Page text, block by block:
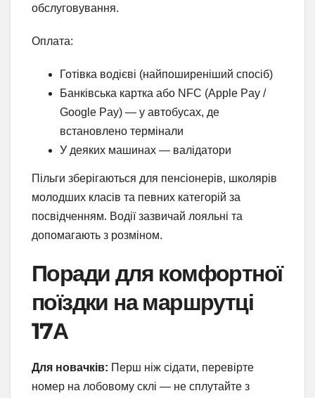
обслуговування.
Оплата:
Готівка водієві (найпоширеніший спосіб)
Банківська картка або NFC (Apple Pay /
Google Pay) — у автобусах, де
встановлено термінали
У деяких машинах — валідатори
Пільги зберігаються для пенсіонерів, школярів
молодших класів та певних категорій за
посвідченням. Водії зазвичай лояльні та
допомагають з розміном.
Поради для комфортної
поїздки на маршрутці
17А
Для новачків: Перш ніж сідати, перевірте
номер на лобовому склі — не сплутайте з